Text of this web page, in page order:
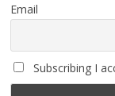
Email
Subscribing I